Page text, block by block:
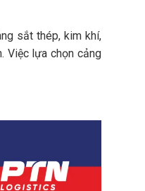
sắt thép, kim khí,
Việc lựa chọn cảng